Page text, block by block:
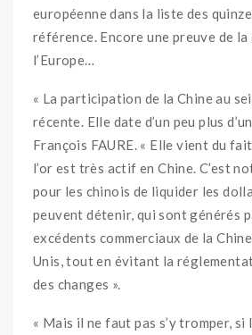
européenne dans la liste des
référence. Encore une preuve de la
l’Europe…
« La participation de la Chine au
récente. Elle date d’un peu plus
François FAURE. « Elle vient du
l’or est très actif en Chine. C’est
pour les chinois de liquider les
peuvent détenir, qui sont générés
excédents commerciaux de la
Unis, tout en évitant la
des changes ».
« Mais il ne faut pas s’y tromper,